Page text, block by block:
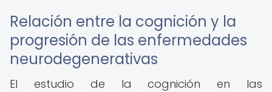
Relación entre la cognición y la
progresión de las enfermedades
neurodegenerativas
El estudio de la cognición en las